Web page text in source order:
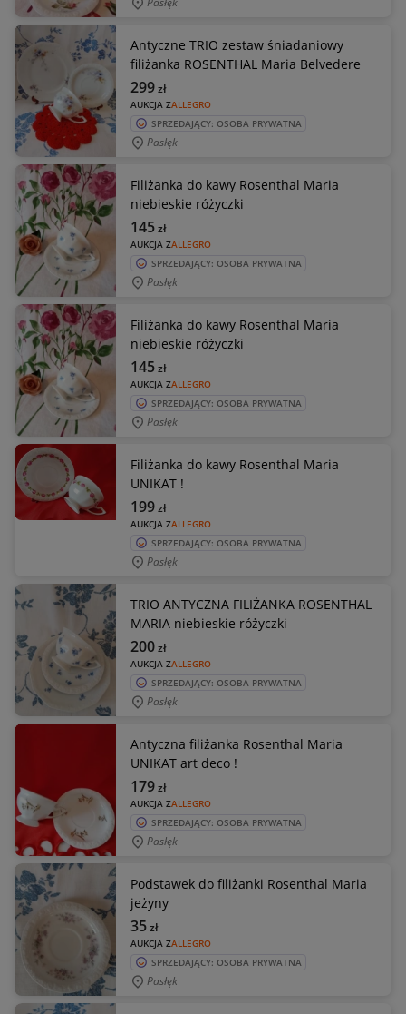
Antyczne TRIO zestaw śniadaniowy
filiżanka ROSENTHAL Maria Belvedere
AUKCJA ZALLEGRO
299zł
SPRZEDAJĄCY: OSOBA PRYWATNA
Pasłęk
Filiżanka do kawy Rosenthal Maria
niebieskie różyczki
AUKCJA ZALLEGRO
145zł
SPRZEDAJĄCY: OSOBA PRYWATNA
Pasłęk
Filiżanka do kawy Rosenthal Maria
niebieskie różyczki
AUKCJA ZALLEGRO
145zł
SPRZEDAJĄCY: OSOBA PRYWATNA
Pasłęk
Filiżanka do kawy Rosenthal Maria
UNIKAT !
AUKCJA ZALLEGRO
199zł
SPRZEDAJĄCY: OSOBA PRYWATNA
Pasłęk
TRIO ANTYCZNA FILIŻANKA ROSENTHAL
MARIA niebieskie różyczki
AUKCJA ZALLEGRO
200zł
SPRZEDAJĄCY: OSOBA PRYWATNA
Pasłęk
Antyczna filiżanka Rosenthal Maria
UNIKAT art deco !
AUKCJA ZALLEGRO
179zł
SPRZEDAJĄCY: OSOBA PRYWATNA
Pasłęk
Podstawek do filiżanki Rosenthal Maria
jeżyny
AUKCJA ZALLEGRO
35zł
SPRZEDAJĄCY: OSOBA PRYWATNA
Pasłęk